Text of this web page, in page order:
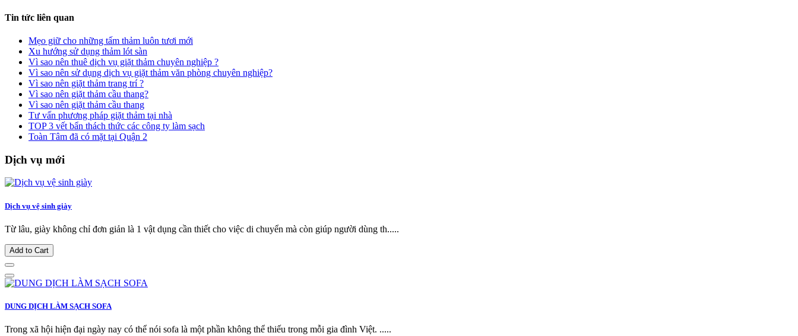
Tin tức liên quan
Mẹo giữ cho những tấm thảm luôn tươi mới
Xu hướng sử dụng thảm lót sàn
Vì sao nên thuê dịch vụ giặt thảm chuyên nghiệp ?
Vì sao nên sử dụng dịch vụ giặt thảm văn phòng chuyên nghiệp?
Vì sao nên giặt thảm trang trí ?
Vì sao nên giặt thảm cầu thang?
Vì sao nên giặt thảm cầu thang
Tư vấn phương pháp giặt thảm tại nhà
TOP 3 vết bẩn thách thức các công ty làm sạch
Toàn Tâm đã có mặt tại Quận 2
Dịch vụ mới
Dịch vụ vệ sinh giày
Từ lâu, giày không chỉ đơn giản là 1 vật dụng cần thiết cho việc di chuyển mà còn giúp người dùng th.....
Add to Cart
DUNG DỊCH LÀM SẠCH SOFA
Trong xã hội hiện đại ngày nay có thể nói sofa là một phần không thể thiếu trong mỗi gia đình Việt. .....